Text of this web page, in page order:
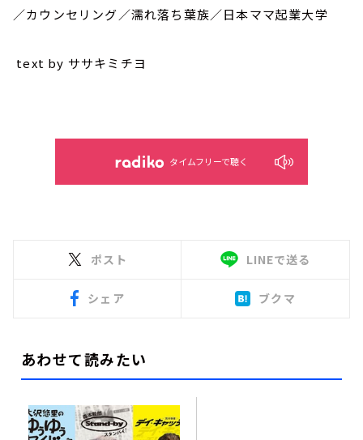
／カウンセリング／濡れ落ち葉族／日本ママ起業大学
text by ササキミチヨ
タイムフリーで聴く
ポスト LINEで送る
シェア ブクマ
あわせて読みたい